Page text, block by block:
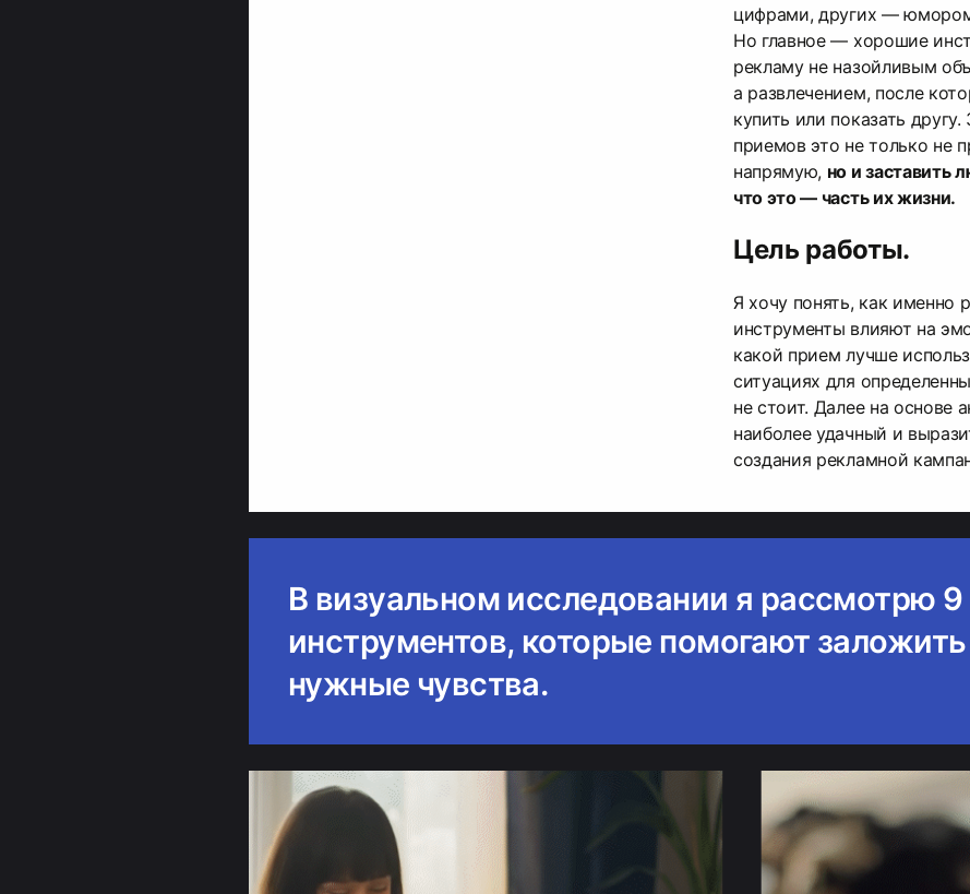
цифрами, других —
Но главное — хорошие
рекламу не назойливым
а развлечением, после
купить или показать
приемов это не только не
напрямую, но и заставить
что это — часть их жизни.
Цель работы.
Я хочу понять, как именно
инструменты влияют на
какой прием лучше
ситуациях для
не стоит. Далее на основе
наиболее удачный и
создания рекламной
В визуальном исследовании я рассмотрю
инструментов, которые помогают
нужные чувства.